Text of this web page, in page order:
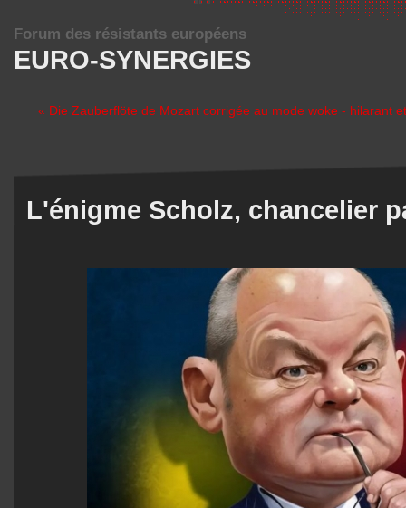
EURO-SYNERGIES
Forum des résistants européens
« Die Zauberflöte de Mozart corrigée au mode woke - hilarant
L'énigme Scholz, chancelier